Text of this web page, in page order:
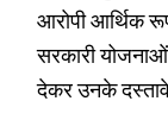
आरोपी आर्थिक
सरकारी
देकर उनके